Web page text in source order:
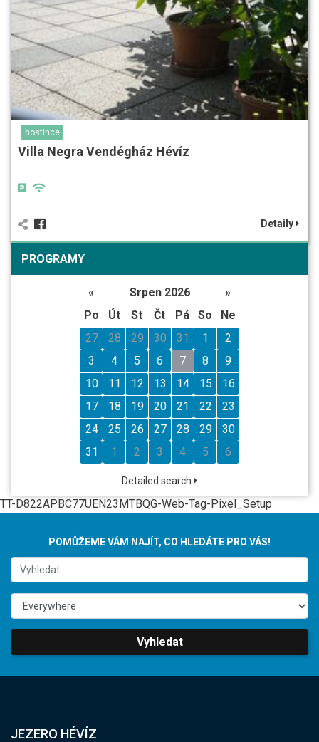
hostince
Villa Negra Vendégház Hévíz
Detaily
PROGRAMY
« Srpen 2026
»
Po
Út St Čt Pá So
Ne
27
28 29 30 31 1
2
3
4 5 6 7 8
9
10
11 12 13 14 15
16
17
18 19 20 21 22
23
24
25 26 27 28 29
30
31
1 2 3 4 5 6
Detailed search
TT-D822APBC77UEN23MTBQG-Web-Tag-Pixel_Setup
POMŮŽEME VÁM NAJÍT, CO HLEDÁTE PRO VÁS!
Vyhledat
JEZERO HÉVÍZ